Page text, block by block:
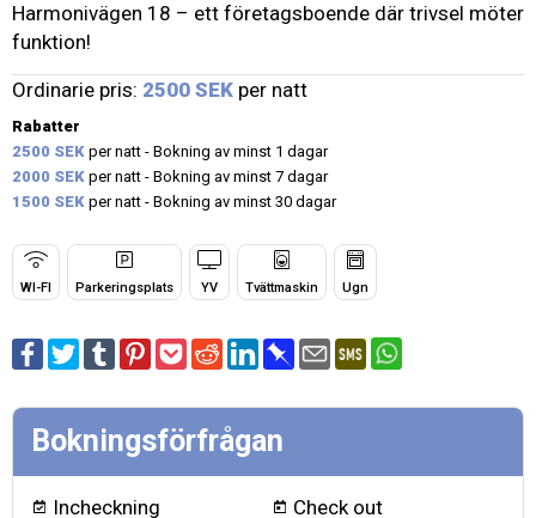
Harmonivägen 18 – ett företagsboende där trivsel möter
funktion!
Ordinarie pris: 2500 SEK per natt
Rabatter
2500 SEK per natt - Bokning av minst 1 dagar
2000 SEK per natt - Bokning av minst 7 dagar
1500 SEK per natt - Bokning av minst 30 dagar
WI-FI Parkeringsplats YV Tvättmaskin Ugn
Bokningsförfrågan
Incheckning Check out